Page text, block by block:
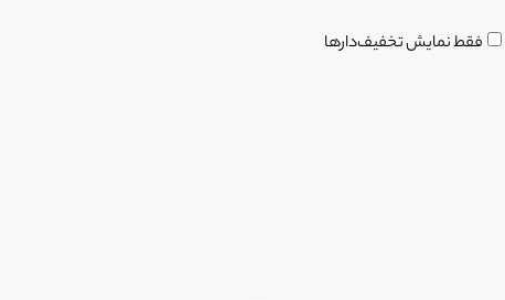
فقط نمایش تخفیف‌دارها